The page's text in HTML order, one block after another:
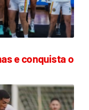
e conquista o